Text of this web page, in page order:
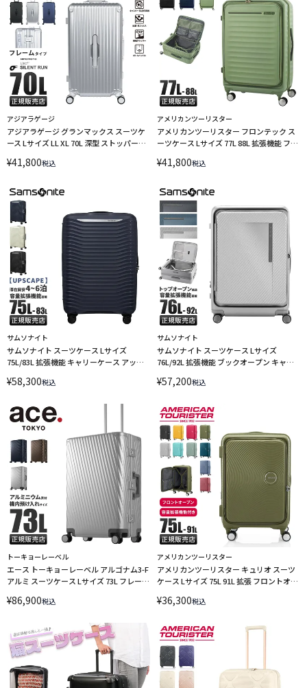
アジアラゲージ
アジアラゲージ グランマックス スーツケ
ース Lサイズ LL XL 70L 深型 ストッパー付
056-25 LINECPN
¥41,800税込
アメリカンツーリスター
アメリカンツーリスター フロンテック ス
ーツケース Lサイズ 77L 88L 拡張機能 フロ
FRONTEC HJ3-008 LINECPN
¥41,800税込
サムソナイト
サムソナイト スーツケース Lサイズ
75L/83L 拡張機能 キャリーケース アップ
Samsonite UPSCAPE SPINNER 68
¥58,300税込
サムソナイト
サムソナイト スーツケース Lサイズ
76L/92L 拡張機能 ブックオープン キャリ
キスパンダブル Samsonite SPINNER 68
¥57,200税込
トーキョーレーベル
エース トーキョーレーベル アルゴナム3-F
アルミ スーツケース Lサイズ 73L フレーム
¥86,900税込
アメリカンツーリスター
アメリカンツーリスター キュリオ スーツ
ケース Lサイズ 75L 91L 拡張 フロントオー
¥36,300税込